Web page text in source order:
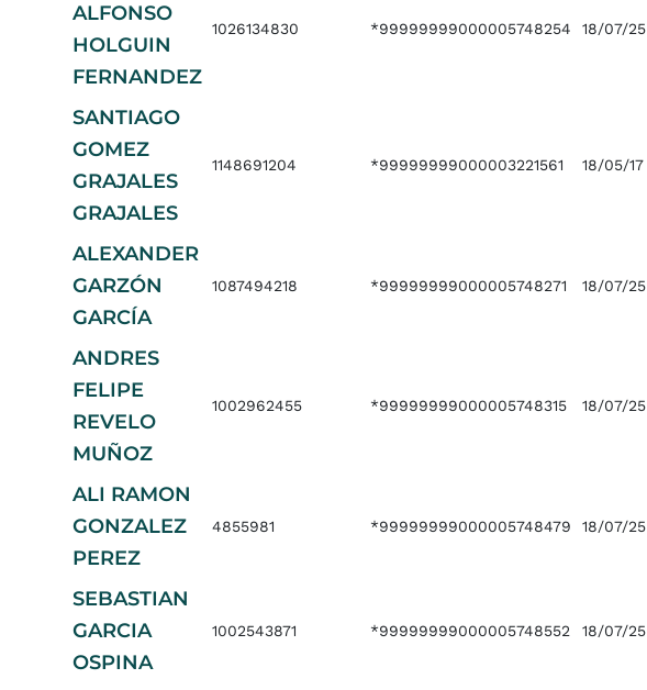
ALFONSO
HOLGUIN
FERNANDEZ
1026134830 *99999999000005748254 18/07/25
SANTIAGO
GOMEZ
GRAJALES
GRAJALES
1148691204 *99999999000003221561 18/05/17
ALEXANDER
GARZÓN
GARCÍA
1087494218 *99999999000005748271 18/07/25
ANDRES
FELIPE
REVELO
MUÑOZ
1002962455 *99999999000005748315 18/07/25
ALI RAMON
GONZALEZ
PEREZ
4855981 *99999999000005748479 18/07/25
SEBASTIAN
GARCIA
OSPINA
1002543871 *99999999000005748552 18/07/25